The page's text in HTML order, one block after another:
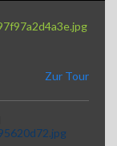
Zur Tour